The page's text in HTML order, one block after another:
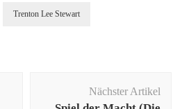
Trenton Lee Stewart
Nächster Artikel